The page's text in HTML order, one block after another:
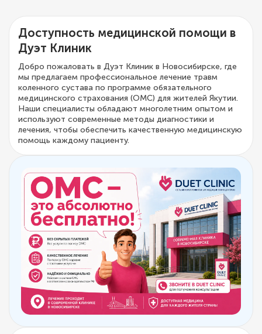
Доступность медицинской помощи в
Дуэт Клиник
Добро пожаловать в Дуэт Клиник в Новосибирске, где
мы предлагаем профессиональное лечение травм
коленного сустава по программе обязательного
медицинского страхования (ОМС) для жителей Якутии.
Наши специалисты обладают многолетним опытом и
используют современные методы диагностики и
лечения, чтобы обеспечить качественную медицинскую
помощь каждому пациенту.